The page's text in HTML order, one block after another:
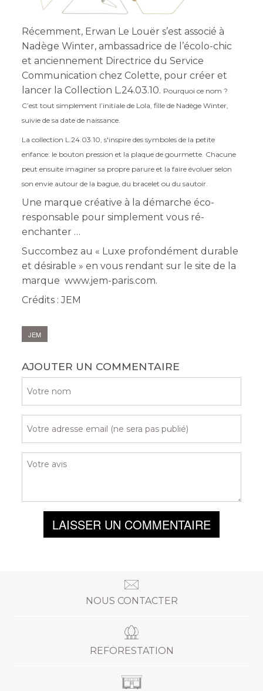
Récemment, Erwan Le Louër s’est associé à
Nadège Winter, ambassadrice de l’écolo-chic
et anciennement Directrice du Service
Communication chez Colette, pour créer et
lancer la Collection L.24.03.10. Pourquoi ce nom ?
C’est tout simplement l’initiale de Lola, fille de Nadège Winter,
suivie de sa date de naissance.
La collection L.24.03.10, s'inspire des symboles de la petite
enfance: le bouton pression et la plaque de gourmette. Chacune
peut ensuite imaginer sa propre parure et la faire évoluer selon
son envie autour de la bague, du bracelet ou du sautoir.
Une marque créative à la démarche éco-
responsable pour simplement vous ré-
enchanter
Succombez au « Luxe profondément durable
et désirable » en vous rendant sur le site de la
marque www.jem-paris.com.
Crédits : JEM
JEM
AJOUTER UN COMMENTAIRE
LAISSER UN COMMENTAIRE
NOUS CONTACTER
REFORESTATION